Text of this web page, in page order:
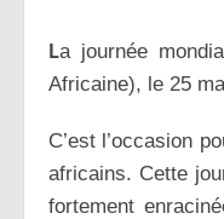
La journée
Africaine), le 25
C’est l’occasion
africains. Cette
fortement